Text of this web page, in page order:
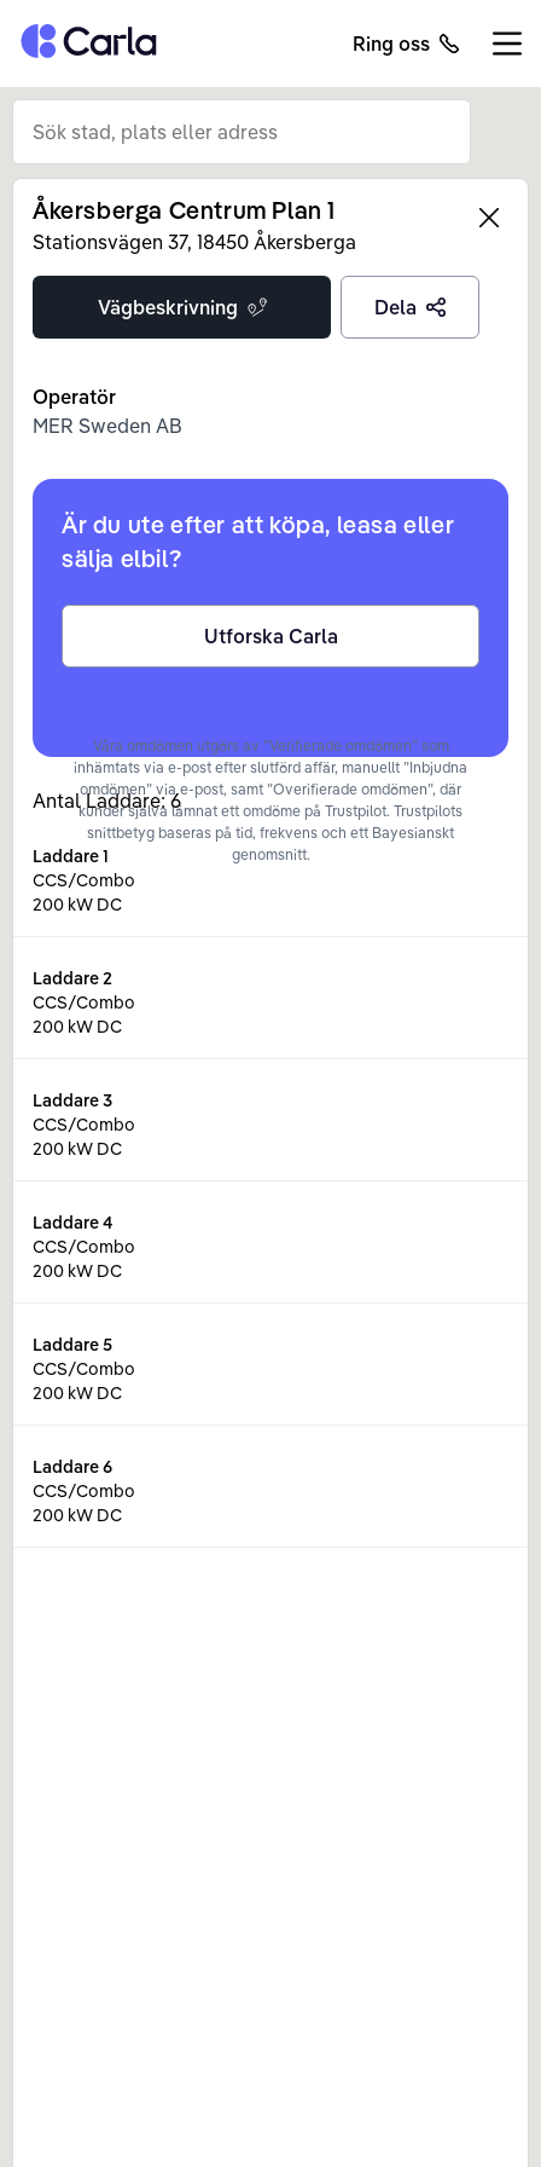
Tillbaka till startsidan Ring oss
Left
Åkersberga Centrum Plan 1
Stationsvägen 37, 18450 Åkersberga
Vägbeskrivning Dela
Operatör
MER Sweden AB
Är du ute efter att köpa, leasa eller
sälja elbil?
Utforska Carla
Våra omdömen utgörs av ”Verifierade omdömen” som
inhämtats via e-post efter slutförd affär, manuellt ”Inbjudna
omdömen” via e-post, samt ”Overifierade omdömen”, där
kunder själva lämnat ett omdöme på Trustpilot. Trustpilots
snittbetyg baseras på tid, frekvens och ett Bayesianskt
genomsnitt.
Antal Laddare:6
Laddare1
CCS/Combo
200 kW DC
Laddare2
CCS/Combo
200 kW DC
Laddare3
CCS/Combo
200 kW DC
Laddare4
CCS/Combo
200 kW DC
Laddare5
CCS/Combo
200 kW DC
Laddare6
CCS/Combo
200 kW DC